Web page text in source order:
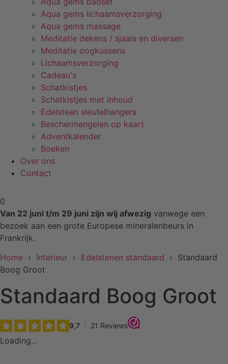
Aqua gems lichaamsverzorging
Aqua gems massage
Meditatie dekens / sjaals en diversen
Meditatie oogkussens
Lichaamsverzorging
Cadeau's
Schatkistjes
Schatkistjes met inhoud
Edelsteen sleutelhangers
Beschermengelen op kaart
Adventkalender
Boeken
Over ons
Contact
0
Van 22 juni t/m 29 juni zijn wij afwezig vanwege een
bezoek aan een grote Europese mineralenbeurs in
Frankrijk.
Home › Interieur › Edelstenen standaard › Standaard
Boog Groot
Standaard Boog Groot
Loading...